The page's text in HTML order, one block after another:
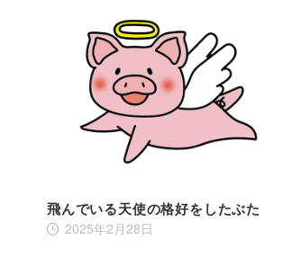
飛んでいる天使の格好をしたぶた
2025年2月28日